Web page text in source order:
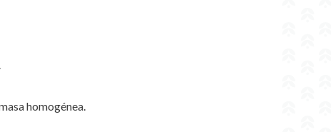
homogénea.